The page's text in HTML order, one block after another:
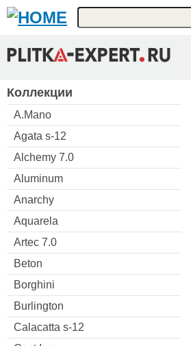
Коллекции
A.Mano
Agata s-12
Alchemy 7.0
Aluminum
Anarchy
Aquarela
Artec 7.0
Beton
Borghini
Burlington
Calacatta s-12